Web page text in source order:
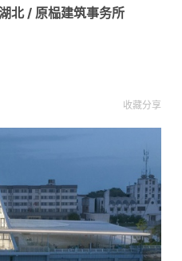
北 / 原榀建筑事务所
收藏分享